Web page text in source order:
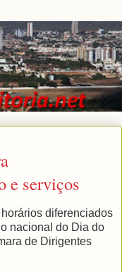
e serviços
diferenciados
nacional do Dia do
de Dirigentes